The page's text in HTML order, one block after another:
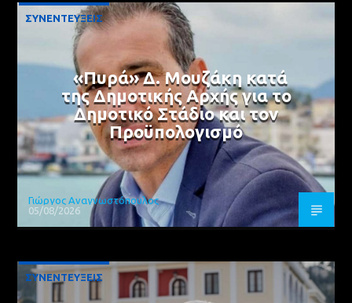
ΣΥΝΕΝΤΕΥΞΕΙΣ
«Πυρά» Δ. Μουζάκη κατά
της Δημοτικής Αρχής για το
Δημοτικό Στάδιο και τον
Προϋπολογισμό
Γιώργος Αναγνωστόπουλος
05/08/2026
ΣΥΝΕΝΤΕΥΞΕΙΣ